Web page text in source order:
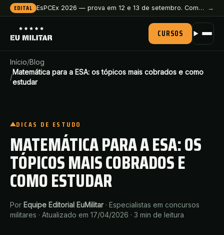
EDITAL EsPCEx 2026 — prova em 12 e 13 de setembro. Comece a preparação agora. →
CURSOS
Início/Blog
/
Matemática para a ESA: os tópicos mais cobrados e como
estudar
DICAS DE ESTUDO
MATEMÁTICA PARA A ESA: OS
TÓPICOS MAIS COBRADOS E
COMO ESTUDAR
Por Equipe Editorial EuMilitar· Especialistas em concursos
militares · Atualizado em 17/04/2026 · 3 min de leitura